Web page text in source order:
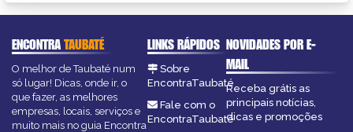
ENCONTRATAUBATÉ
O melhor de Taubaté num
só lugar! Dicas, onde ir, o
que fazer, as melhores
empresas, locais, serviços e
muito mais no guia Encontra
LINKS RÁPIDOS
Sobre
EncontraTaubaté
Fale com o
EncontraTaubaté
NOVIDADES POR E-
MAIL
Receba grátis as
principais notícias,
dicas e promoções